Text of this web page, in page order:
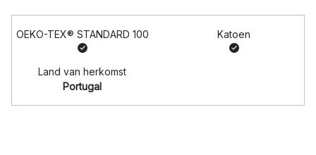
OEKO-TEX® STANDARD 100 Katoen
Land van herkomst
Portugal